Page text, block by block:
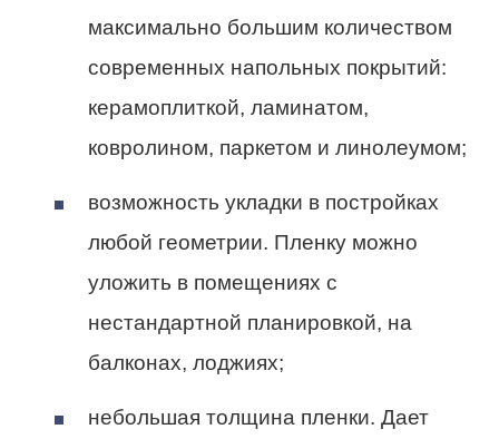
максимально большим количеством
современных напольных покрытий:
керамоплиткой, ламинатом,
ковролином, паркетом и линолеумом;
возможность укладки в постройках
любой геометрии. Пленку можно
уложить в помещениях с
нестандартной планировкой, на
балконах, лоджиях;
небольшая толщина пленки. Дает